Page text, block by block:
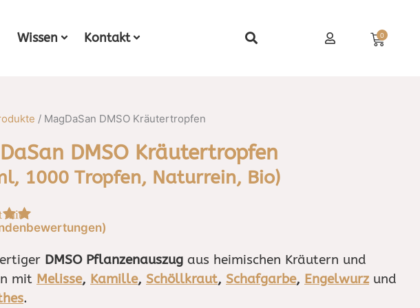
Wissen Kontakt 0
/ MagDaSan DMSO Kräutertropfen
DMSO Kräutertropfen
1000 Tropfen, Naturrein, Bio)
mit
DMSO Pflanzenauszug aus heimischen Kräutern und
mit Melisse, Kamille, Schöllkraut, Schafgarbe, Engelwurz und
.